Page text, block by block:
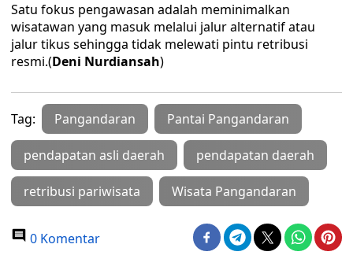
Satu fokus pengawasan adalah meminimalkan
wisatawan yang masuk melalui jalur alternatif atau
jalur tikus sehingga tidak melewati pintu retribusi
resmi.(Deni Nurdiansah)
Tag: Pangandaran Pantai Pangandaran
pendapatan asli daerah pendapatan daerah
retribusi pariwisata Wisata Pangandaran
0 Komentar